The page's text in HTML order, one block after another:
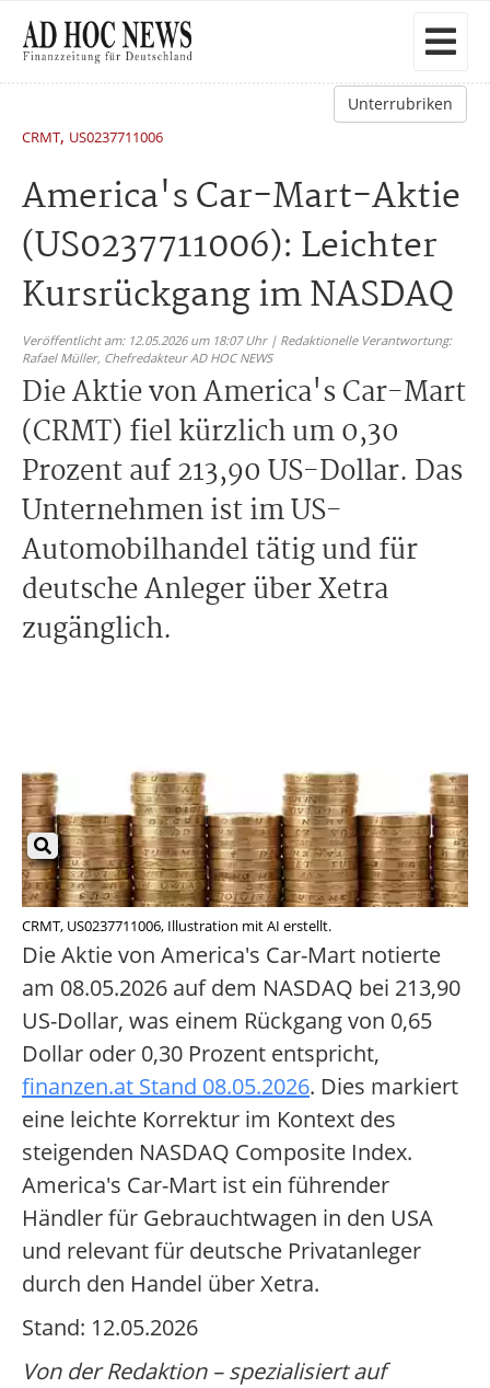
Unterrubriken
CRMT, US0237711006
America's Car-Mart-Aktie
(US0237711006): Leichter
Kursrückgang im NASDAQ
Veröffentlicht am: 12.05.2026 um 18:07 Uhr | Redaktionelle Verantwortung:
Rafael Müller, Chefredakteur AD HOC NEWS
Die Aktie von America's Car-Mart
(CRMT) fiel kürzlich um 0,30
Prozent auf 213,90 US-Dollar. Das
Unternehmen ist im US-
Automobilhandel tätig und für
deutsche Anleger über Xetra
zugänglich.
CRMT, US0237711006, Illustration mit AI erstellt.
Die Aktie von America's Car-Mart notierte
am 08.05.2026 auf dem NASDAQ bei 213,90
US-Dollar, was einem Rückgang von 0,65
Dollar oder 0,30 Prozent entspricht,
finanzen.at Stand 08.05.2026. Dies markiert
eine leichte Korrektur im Kontext des
steigenden NASDAQ Composite Index.
America's Car-Mart ist ein führender
Händler für Gebrauchtwagen in den USA
und relevant für deutsche Privatanleger
durch den Handel über Xetra.
Stand: 12.05.2026
Von der Redaktion – spezialisiert auf